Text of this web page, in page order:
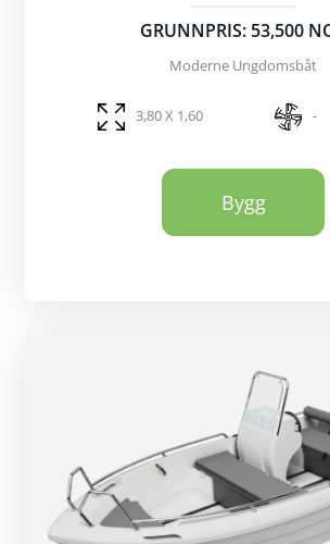
GRUNNPRIS: 53,500
Moderne Ungdomsbåt
3,80 X 1,60 -
Bygg